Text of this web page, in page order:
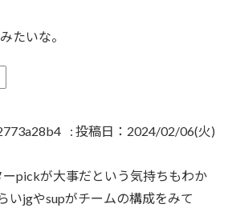
たいな。
: 投稿日：2024/02/06(火)
pickが大事だという気持ちもわか
いjgやsupがチームの構成をみて